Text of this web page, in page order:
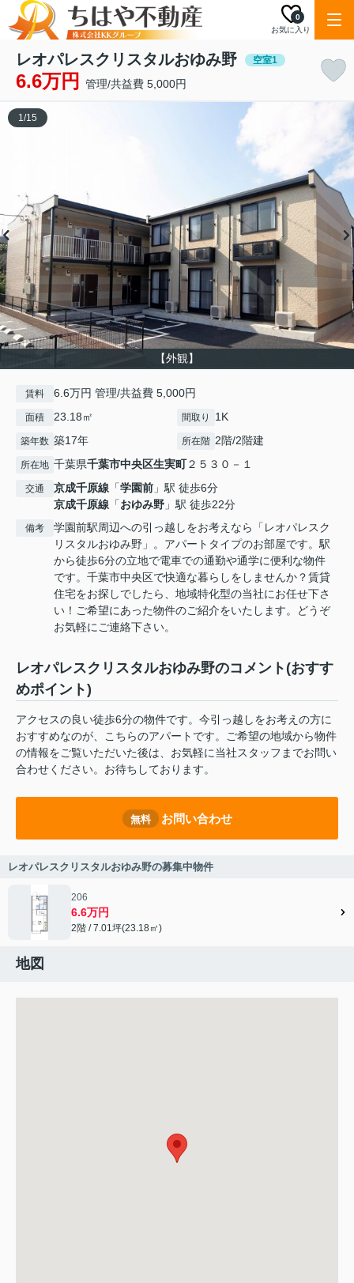
お気に入り
0
レオパレスクリスタルおゆみ野 空室1
6.6万円 管理/共益費 5,000円
【外観】
1/15
賃料 6.6万円 管理/共益費 5,000円
面積 23.18㎡ 間取り 1K
築年数 築17年 所在階 2階/2階建
所在地 千葉県千葉市中央区生実町２５３０－１
交通 京成千原線 「学園前 」駅 徒歩6分
京成千原線 「おゆみ野 」駅 徒歩22分
備考
学園前駅周辺への引っ越しをお考えなら「レオパレスク
リスタルおゆみ野」。アパートタイプのお部屋です。駅
から徒歩6分の立地で電車での通勤や通学に便利な物件
です。千葉市中央区で快適な暮らしをしませんか？賃貸
住宅をお探しでしたら、地域特化型の当社にお任せ下さ
い！ご希望にあった物件のご紹介をいたします。どうぞ
お気軽にご連絡下さい。
レオパレスクリスタルおゆみ野のコメント(おすす
めポイント)
アクセスの良い徒歩6分の物件です。今引っ越しをお考えの方に
おすすめなのが、こちらのアパートです。ご希望の地域から物件
の情報をご覧いただいた後は、お気軽に当社スタッフまでお問い
合わせください。お待ちしております。
無料 お問い合わせ
レオパレスクリスタルおゆみ野の募集中物件
206
6.6万円
2階 / 7.01坪(23.18㎡)
地図